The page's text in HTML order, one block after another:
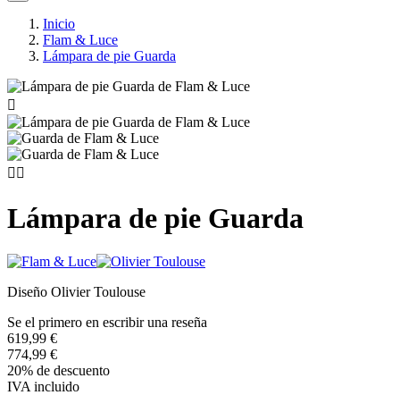
Inicio
Flam & Luce
Lámpara de pie Guarda

 
Lámpara de pie Guarda
Diseño Olivier Toulouse
Se el primero en escribir una reseña
619,99 €
774,99 €
20% de descuento
IVA incluido